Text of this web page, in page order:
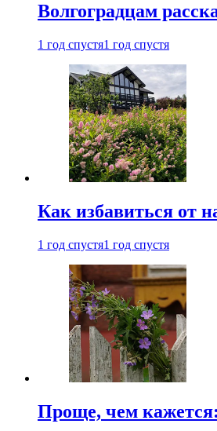
Волгоградцам
1 год спустя1 год спустя
Как избавиться от
1 год спустя1 год спустя
Проще, чем